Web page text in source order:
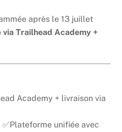
après le 13 juillet
Trailhead Academy +
Academy + livraison via
✅Plateforme unifiée avec